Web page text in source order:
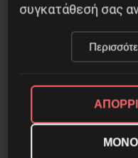
συγκατάθεσή σας